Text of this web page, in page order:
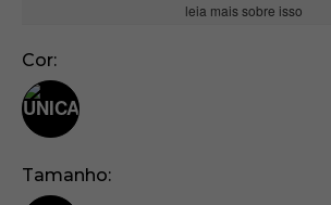
leia mais sobre isso
Cor
Tamanho